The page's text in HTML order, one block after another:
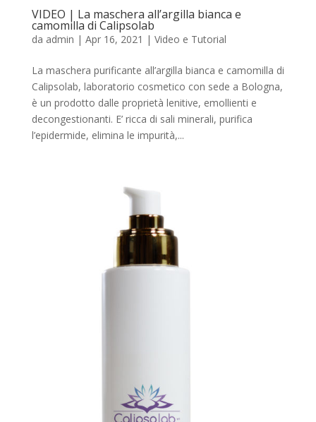
VIDEO | La maschera all’argilla bianca e
camomilla di Calipsolab
da admin | Apr 16, 2021 | Video e Tutorial
La maschera purificante all’argilla bianca e camomilla di
Calipsolab, laboratorio cosmetico con sede a Bologna,
è un prodotto dalle proprietà lenitive, emollienti e
decongestionanti. E’ ricca di sali minerali, purifica
l’epidermide, elimina le impurità,...